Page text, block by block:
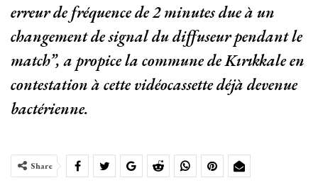
erreur de fréquence de 2 minutes due à un
changement de signal du diffuseur pendant le
match”, a propice la commune de Kırıkkale en
contestation à cette vidéocassette déjà devenue
bactérienne.
Share